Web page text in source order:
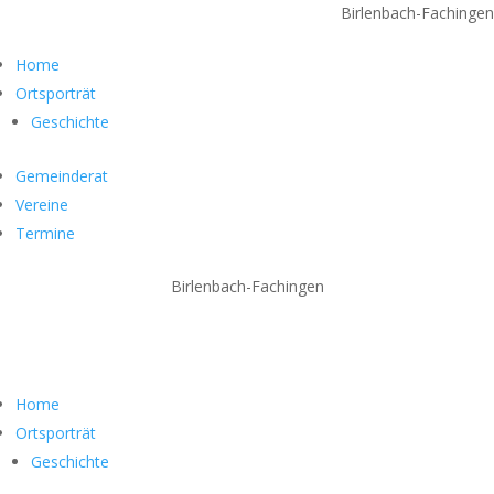
Birlenbach-Fachingen
Home
Ortsporträt
Geschichte
Gemeinderat
Vereine
Termine
Birlenbach-Fachingen
Home
Ortsporträt
Geschichte